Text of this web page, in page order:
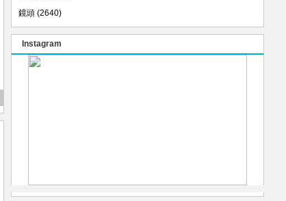
鏡頭 (2640)
Instagram